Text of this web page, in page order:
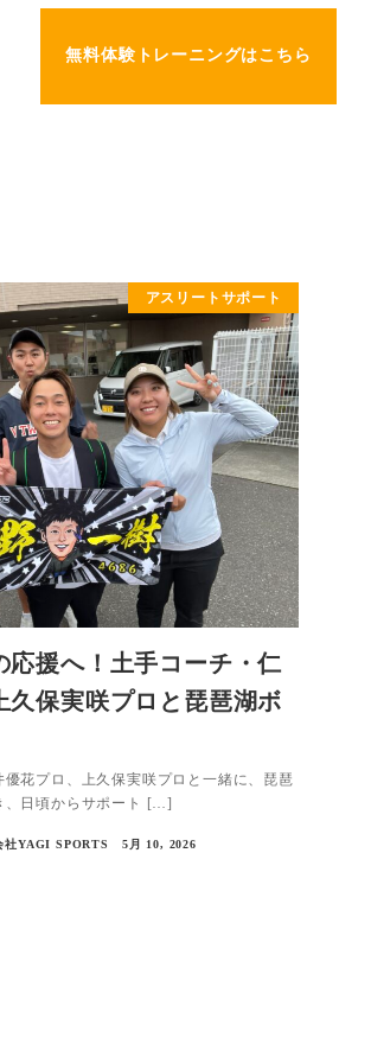
無料体験トレーニングはこちら
アスリートサポート
応援へ！土手コーチ・仁
久保実咲プロと琵琶湖ボ
花プロ、上久保実咲プロと一緒に、琵琶
、日頃からサポート […]
社YAGI SPORTS 5月 10, 2026